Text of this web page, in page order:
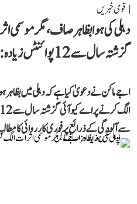
قومی خبریں
دہلی کی ہوا بظاہر صاف، مگر
گزشتہ سال سے 12 پوائنٹس زیادہ: اجے ماکن
اجے ماکن نے دعویٰ کیا ہے کہ دہلی میں
سے آلودگی کے ذرائع پر فوری کارروائی کا